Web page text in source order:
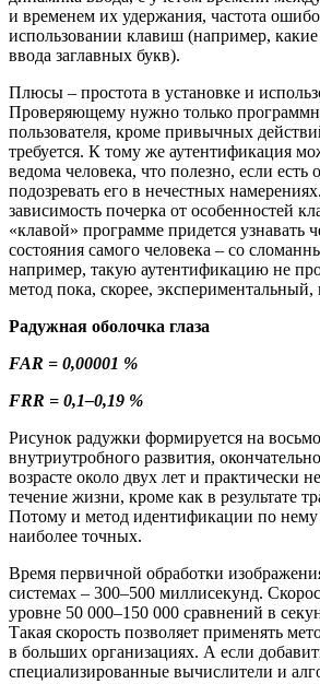
и временем их удержания, частота
использовании клавиш (например,
ввода заглавных букв).
Плюсы – простота в установке и
Проверяющему нужно только
пользователя, кроме привычных
требуется. К тому же аутентификация
ведома человека, что полезно, если есть
подозревать его в нечестных
зависимость почерка от особенностей
«клавой» программе придется узнавать
состояния самого человека – со
например, такую аутентификацию не
метод пока, скорее,
Радужная оболочка глаза
FAR = 0,00001 %
FRR = 0,1–0,19 %
Рисунок радужки формируется на
внутриутробного развития,
возрасте около двух лет и практически
течение жизни, кроме как в результате
Потому и метод идентификации по нему
наиболее точных.
Время первичной обработки
системах – 300–500 миллисекунд.
уровне 50 000–150 000 сравнений в
Такая скорость позволяет применять
в больших организациях. А если
специализированные вычислители и